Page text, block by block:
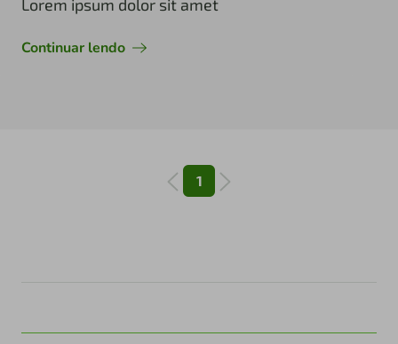
Lorem ipsum dolor sit amet
Continuar lendo
1